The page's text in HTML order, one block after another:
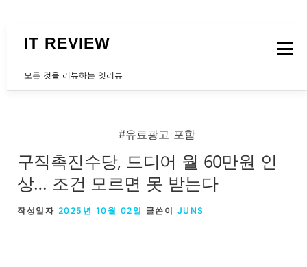
IT REVIEW
모든 것을 리뷰하는 잇리뷰
메뉴
#유료광고 포함
구직촉진수당, 드디어 월 60만원 인
상… 조건 모르면 못 받는다
작성일자 2025년 10월 02일 글쓴이 JUNS